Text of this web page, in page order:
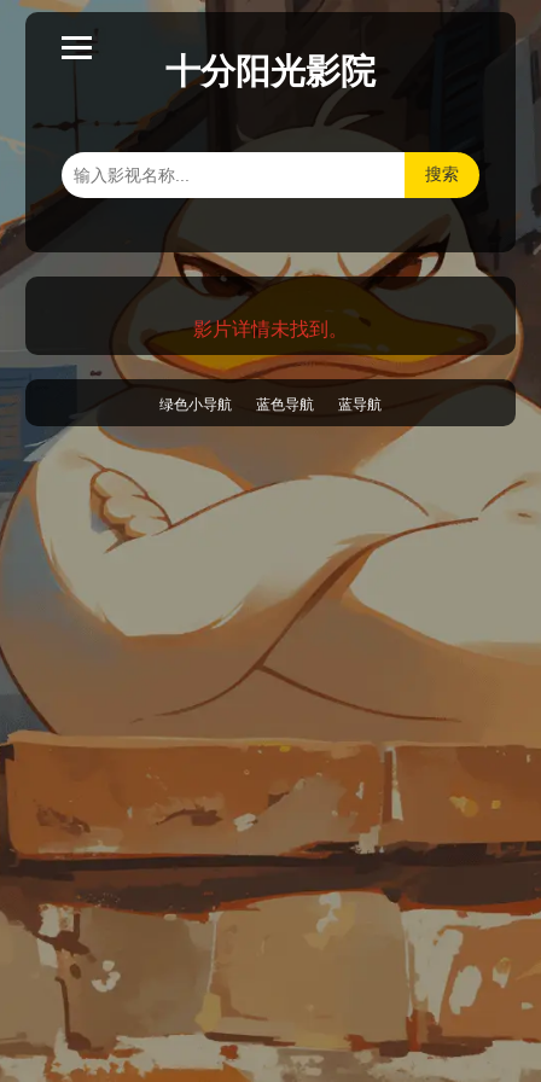
十分阳光影院
搜索
影片详情未找到。
绿色小导航 蓝色导航 蓝导航